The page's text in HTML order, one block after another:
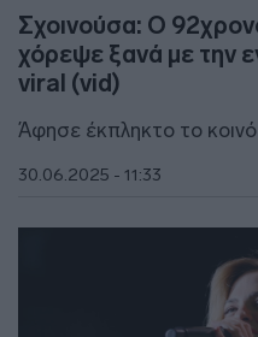
Σχοινούσα: Ο
χόρεψε ξανά με την
viral (vid)
Άφησε έκπληκτο το κοινό
30.06.2025 - 11:33